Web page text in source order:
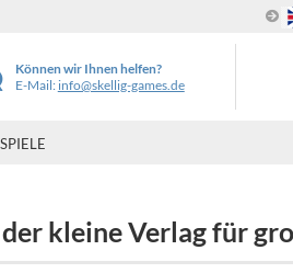
Können wir Ihnen helfen?
E-Mail: info@skellig-games.de
kleine Verlag für